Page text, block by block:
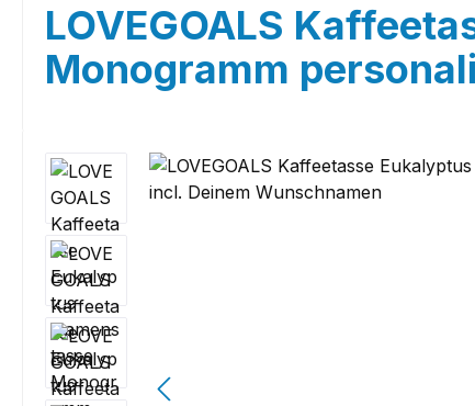
LOVEGOALS
Monogramm
Bildergalerie überspringen